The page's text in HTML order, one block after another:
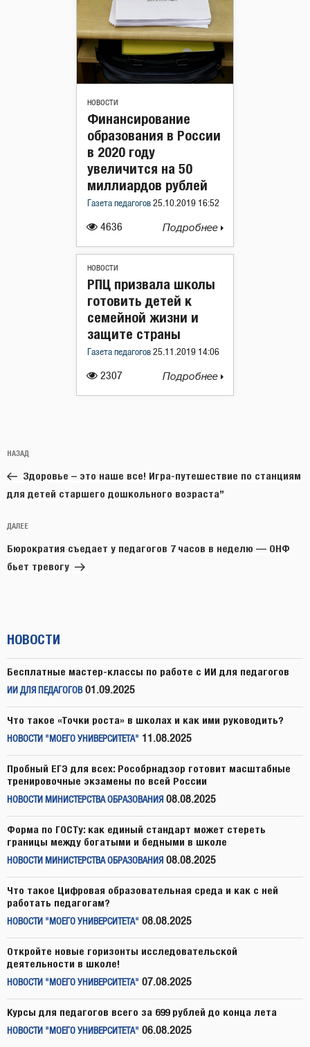
НОВОСТИ
4636
Финансирование
образования в России
в 2020 году
увеличится на 50
миллиардов рублей
Газета педагогов 25.10.2019 16:52
Подробнее
НОВОСТИ
2307
РПЦ призвала школы
готовить детей к
семейной жизни и
защите страны
Газета педагогов 25.11.2019 14:06
Подробнее
по
записям
Предыдущая
запись:
НАЗАД
Здоровье – это наше все! Игра-путешествие по станциям
для детей старшего дошкольного возраста”
Следующая
запись
ДАЛЕЕ
Бюрократия съедает у педагогов 7 часов в неделю — ОНФ
бьет тревогу
НОВОСТИ
Бесплатные мастер-классы по работе с ИИ для педагогов
ИИ ДЛЯ ПЕДАГОГОВ 01.09.2025
Что такое «Точки роста» в школах и как ими руководить?
НОВОСТИ "МОЕГО УНИВЕРСИТЕТА" 11.08.2025
Пробный ЕГЭ для всех: Рособрнадзор готовит масштабные
тренировочные экзамены по всей России
НОВОСТИ МИНИСТЕРСТВА ОБРАЗОВАНИЯ 08.08.2025
Форма по ГОСТу: как единый стандарт может стереть
границы между богатыми и бедными в школе
НОВОСТИ МИНИСТЕРСТВА ОБРАЗОВАНИЯ 08.08.2025
Что такое Цифровая образовательная среда и как с ней
работать педагогам?
НОВОСТИ "МОЕГО УНИВЕРСИТЕТА" 08.08.2025
Откройте новые горизонты исследовательской
деятельности в школе!
НОВОСТИ "МОЕГО УНИВЕРСИТЕТА" 07.08.2025
Курсы для педагогов всего за 699 рублей до конца лета
НОВОСТИ "МОЕГО УНИВЕРСИТЕТА" 06.08.2025